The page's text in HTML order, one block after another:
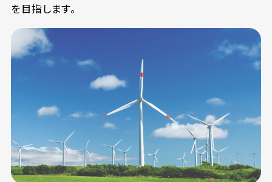
を目指します。